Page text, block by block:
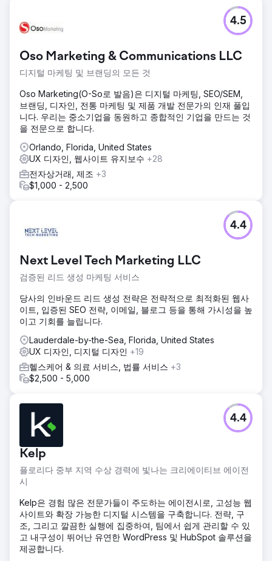
Oso Marketing & Communications LLC
디지털 마케팅 및 브랜딩의 모든 것
4.5
Oso Marketing(O-So로 발음)은 디지털 마케팅, SEO/SEM,
브랜딩, 디자인, 전통 마케팅 및 제품 개발 전문가의 인재 풀입
니다. 우리는 중소기업을 동원하고 종합적인 기업을 만드는 것
을 전문으로 합니다.
Orlando, Florida, United States
UX 디자인, 웹사이트 유지보수 +28
전자상거래, 제조 +3
$1,000 - 2,500
Next Level Tech Marketing LLC
검증된 리드 생성 마케팅 서비스
4.4
당사의 인바운드 리드 생성 전략은 전략적으로 최적화된 웹사
이트, 입증된 SEO 전략, 이메일, 블로그 등을 통해 가시성을 높
이고 기회를 늘립니다.
Lauderdale-by-the-Sea, Florida, United States
UX 디자인, 디지털 디자인 +19
헬스케어 & 의료 서비스, 법률 서비스 +3
$2,500 - 5,000
Kelp
플로리다 중부 지역 수상 경력에 빛나는 크리에이티브 에이전
시
4.4
Kelp은 경험 많은 전문가들이 주도하는 에이전시로, 고성능 웹
사이트와 확장 가능한 디지털 시스템을 구축합니다. 전략, 구
조, 그리고 깔끔한 실행에 집중하여, 팀에서 쉽게 관리할 수 있
고 내구성이 뛰어난 유연한 WordPress 및 HubSpot 솔루션을
제공합니다.